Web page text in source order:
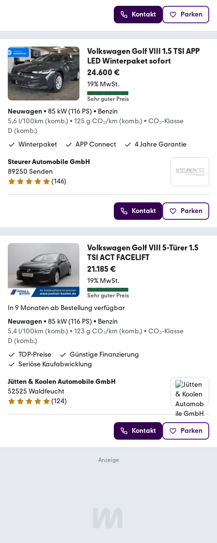
Kontakt Parken
Volkswagen Golf VIII 1.5 TSI APP
LED Winterpaket sofort
24.600 €
19% MwSt.
Sehr guter Preis
Neuwagen• 85 kW (116 PS) • Benzin
5,6 l/100km (komb.) • 125 g CO₂/km (komb.) • CO₂-Klasse
D (komb.)
Winterpaket
APP Connect 4 Jahre Garantie
Steurer Automobile GmbH
89250 Senden
4.8 Sterne
(146)
Kontakt Parken
Volkswagen Golf VIII 5-Türer 1.5
TSI ACT FACELIFT
21.185 €
19% MwSt.
Sehr guter Preis
In 9 Monaten ab Bestellung verfügbar
Neuwagen• 85 kW (116 PS) • Benzin
5,4 l/100km (komb.) • 123 g CO₂/km (komb.) • CO₂-Klasse
D (komb.)
TOP-Preise
Günstige Finanzierung
Seriöse Kaufabwicklung
Jütten & Koolen Automobile GmbH
52525 Waldfeucht
5 Sterne
(124)
Kontakt Parken